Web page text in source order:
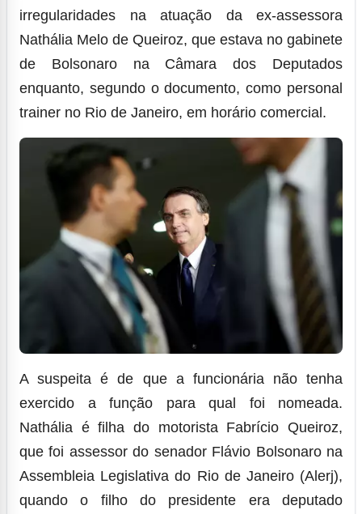
irregularidades na atuação da ex-assessora
Nathália Melo de Queiroz, que estava no gabinete
de Bolsonaro na Câmara dos Deputados
enquanto, segundo o documento, como personal
trainer no Rio de Janeiro, em horário comercial.
A suspeita é de que a funcionária não tenha
exercido a função para qual foi nomeada.
Nathália é filha do motorista Fabrício Queiroz,
que foi assessor do senador Flávio Bolsonaro na
Assembleia Legislativa do Rio de Janeiro (Alerj),
quando o filho do presidente era deputado